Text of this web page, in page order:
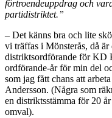
förtroendeuppdrag och
partidistriktet.”
– Det känns bra och lite
vi träffas i Mönsterås, då är
distriktsordförande för KD
ordförande-år för min del
som jag fått chans att
Andersson. (Några som
en distriktsstämma för 20
omval).